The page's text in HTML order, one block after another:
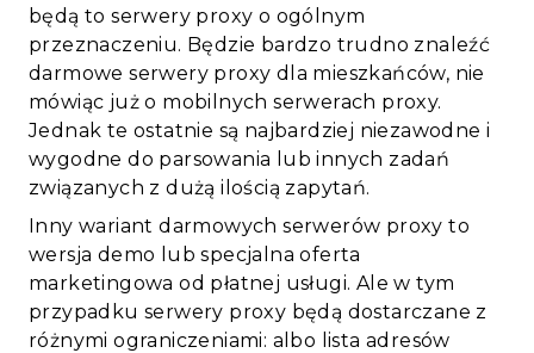
będą to serwery proxy o ogólnym
przeznaczeniu. Będzie bardzo trudno znaleźć
darmowe serwery proxy dla mieszkańców, nie
mówiąc już o mobilnych serwerach proxy.
Jednak te ostatnie są najbardziej niezawodne i
wygodne do parsowania lub innych zadań
związanych z dużą ilością zapytań.
Inny wariant darmowych serwerów proxy to
wersja demo lub specjalna oferta
marketingowa od płatnej usługi. Ale w tym
przypadku serwery proxy będą dostarczane z
różnymi ograniczeniami: albo lista adresów